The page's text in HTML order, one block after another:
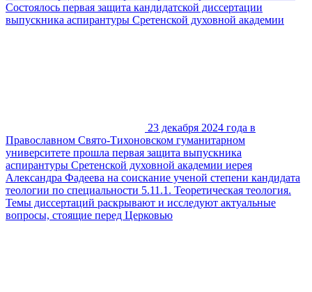
Состоялось первая защита кандидатской диссертации
выпускника аспирантуры Сретенской духовной академии
23 декабря 2024 года в
Православном Свято-Тихоновском гуманитарном
университете прошла первая защита выпускника
аспирантуры Сретенской духовной академии иерея
Александра Фадеева на соискание ученой степени кандидата
теологии по специальности 5.11.1. Теоретическая теология.
Темы диссертаций раскрывают и исследуют актуальные
вопросы, стоящие перед Церковью